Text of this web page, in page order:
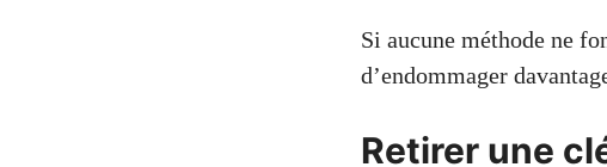
Si aucune méthode ne
d’endommager
Retirer une